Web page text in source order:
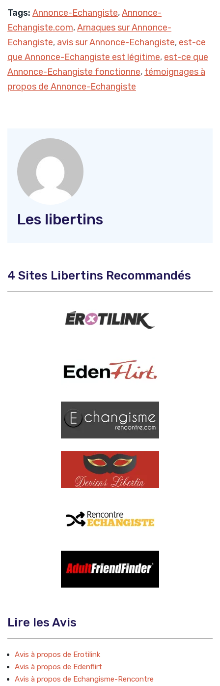
Tags: Annonce-Echangiste,Annonce-
Echangiste.com,Arnaques sur Annonce-
Echangiste, avis sur Annonce-Echangiste, est-ce
que Annonce-Echangiste est légitime, est-ce que
Annonce-Echangiste fonctionne, témoignages à
propos de Annonce-Echangiste
Les libertins
4 Sites Libertins Recommandés
Lire les Avis
Avis à propos de Erotilink
Avis à propos de Edenflirt
Avis à propos de Echangisme-Rencontre